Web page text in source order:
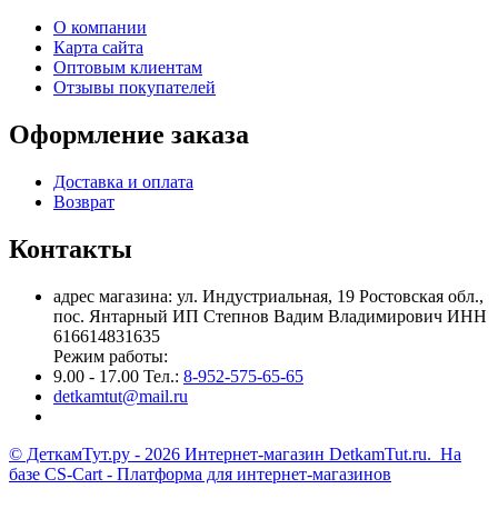
О компании
Карта сайта
Оптовым клиентам
Отзывы покупателей
Оформление заказа
Доставка и оплата
Возврат
Контакты
адрес магазина: ул. Индустриальная, 19 Ростовская обл.,
пос. Янтарный ИП Степнов Вадим Владимирович ИНН
616614831635
Режим работы:
9.00 - 17.00 Тел.: 8-952-575-65-65
detkamtut@mail.ru
© ДеткамТут.ру - 2026 Интернет-магазин DetkamTut.ru. На
базе CS-Cart - Платформа для интернет-магазинов